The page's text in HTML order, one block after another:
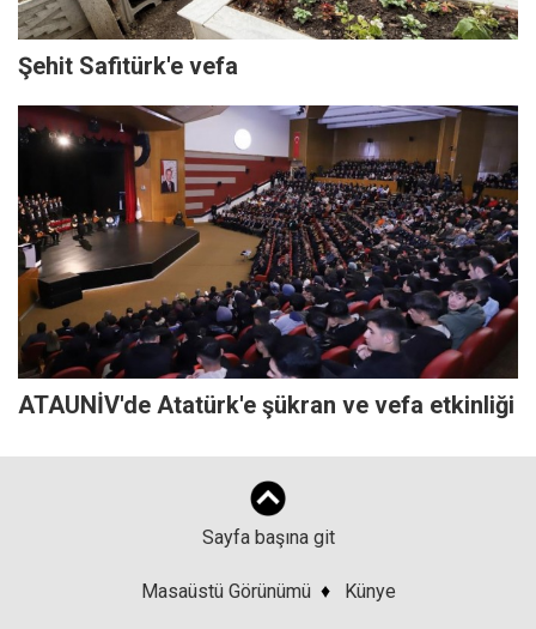
Şehit Safitürk'e vefa
ATAUNİV'de Atatürk'e şükran ve vefa etkinliği
Sayfa başına git
Masaüstü Görünümü ♦ Künye